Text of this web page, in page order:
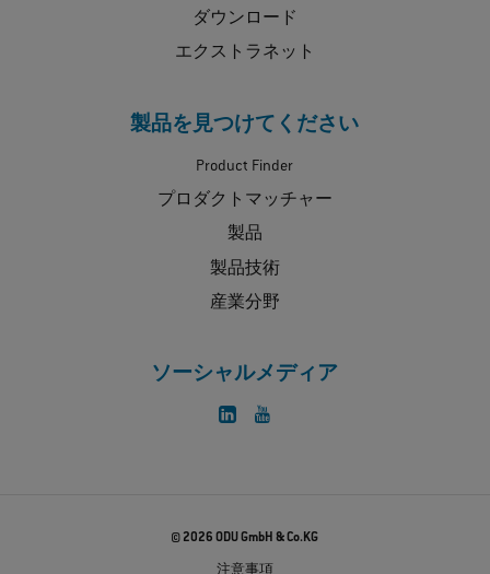
ダウンロード
エクストラネット
製品を見つけてください
Product Finder
プロダクトマッチャー
製品
製品技術
産業分野
ソーシャルメディア
© 2026 ODU GmbH & Co.KG
注意事項